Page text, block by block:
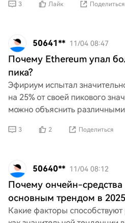
3 Лайк Поделиться
50641** 11/04 08:47
Почему Ethereum упал
пика?
Эфириум испытал
на 25% от своей пикового
можно объяснить
изменения в нас
3 2 Поделиться
50640** 11/04 08:12
Почему ончейн-средства
основным трендом в 2025
Какие факторы